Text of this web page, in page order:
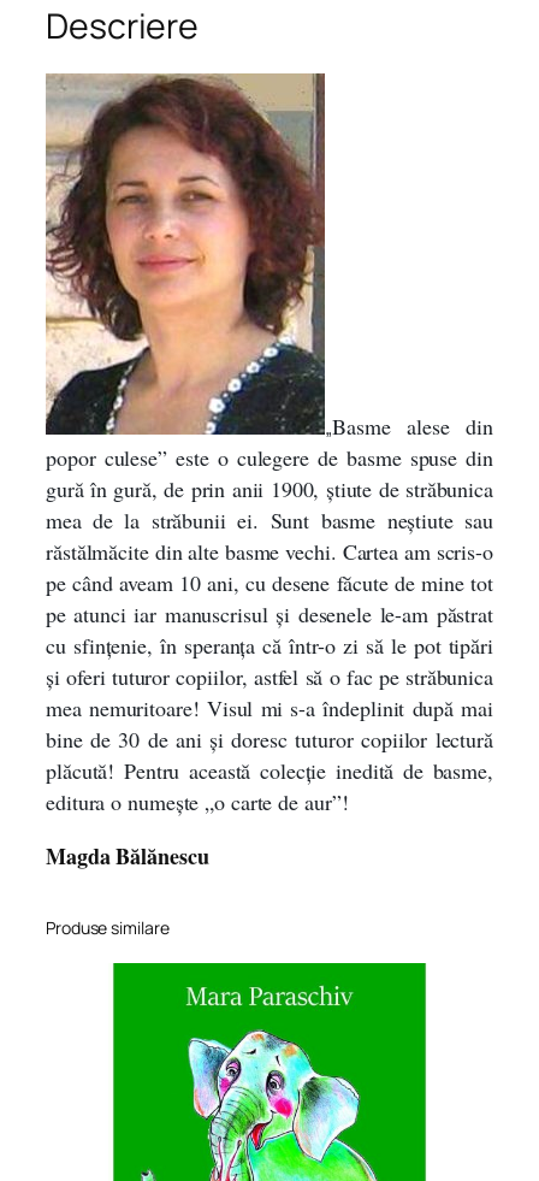
e
a
l
e
s
e
d
i
n
p
o
p
o
r
c
u
l
e
s
e
.
C
u
l
e
g
e
e
e
Descriere
„Basme alese din
popor culese” este o culegere de basme spuse din
gură în gură, de prin anii 1900, știute de străbunica
mea de la străbunii ei. Sunt basme neștiute sau
răstălmăcite din alte basme vechi. Cartea am scris-o
pe când aveam 10 ani, cu desene făcute de mine tot
pe atunci iar manuscrisul și desenele le-am păstrat
cu sfințenie, în speranța că într-o zi să le pot tipări
și oferi tuturor copiilor, astfel să o fac pe străbunica
mea nemuritoare! Visul mi s-a îndeplinit după mai
bine de 30 de ani și doresc tuturor copiilor lectură
plăcută! Pentru această colecție inedită de basme,
editura o numește „o carte de aur”!
Magda Bălănescu
Produse similare